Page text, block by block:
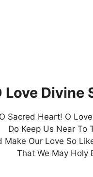
Love Divine
O Sacred Heart! O
Do Keep Us Near To
Make Our Love So
That We May Holy